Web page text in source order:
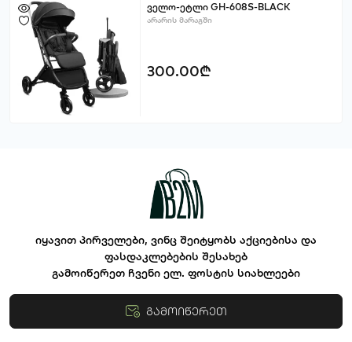
ველო-ეტლი GH-608S-BLACK
არარის მარაგში
300.00₾
იყავით პირველები, ვინც შეიტყობს აქციებისა და
ფასდაკლებების შესახებ
გამოიწერეთ ჩვენი ელ. ფოსტის სიახლეები
გამოიწერეთ
წესები და პირობები